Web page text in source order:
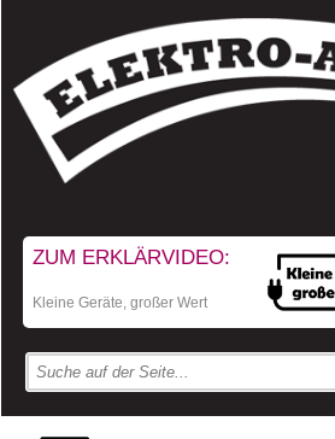
ZUM ERKLÄRVIDEO:
Kleine Geräte, großer Wert